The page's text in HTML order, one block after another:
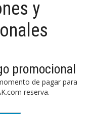
y
promocional
de pagar para
reserva.